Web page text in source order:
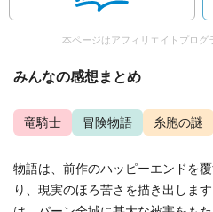
本ページはアフィリエイトプログ
みんなの感想まとめ
竜騎士 冒険物語 糸胞の謎
物語は、前作のハッピーエンドを
り、現実のほろ苦さを描き出しま